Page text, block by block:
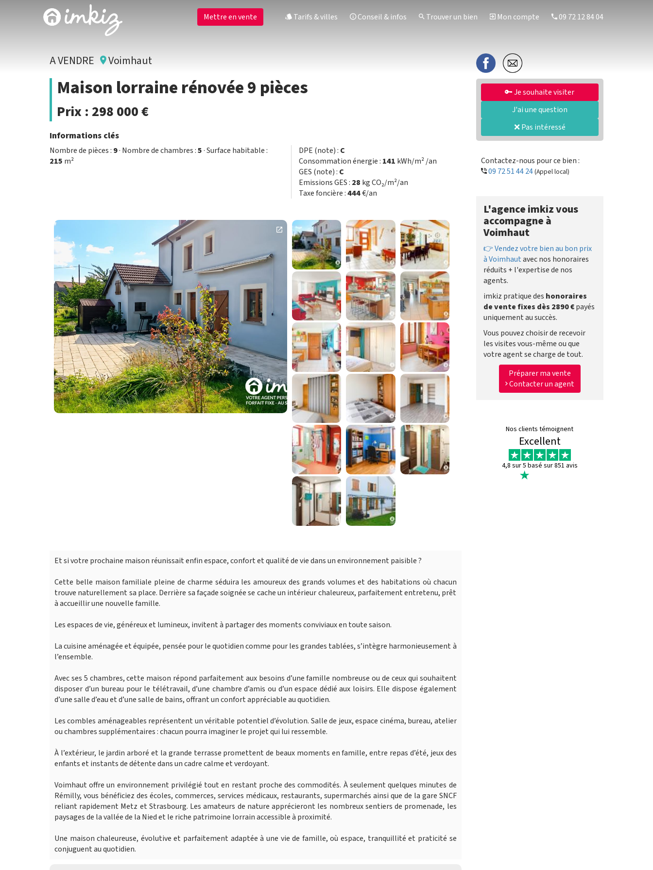
Mettre en vente Tarifs & villes Conseil & infos Trouver un bien Mon compte 09 72 12 84 04
A VENDRE Voimhaut
Maison lorraine rénovée 9 pièces
Prix : 298 000 €
Informations clés
Nombre de pièces : 9· Nombre de chambres :5· Surface habitable :
215 m²
DPE (note) : C
Consommation énergie : 141 kWh/m² /an
GES (note) : C
Emissions GES : 28 kg CO₂/m²/an
Taxe foncière :444€/an
Et si votre prochaine maison réunissait enfin espace, confort et qualité de vie dans un environnement paisible ?
Cette belle maison familiale pleine de charme séduira les amoureux des grands volumes et des habitations où chacun
trouve naturellement sa place. Derrière sa façade soignée se cache un intérieur chaleureux, parfaitement entretenu, prêt
à accueillir une nouvelle famille.
Les espaces de vie, généreux et lumineux, invitent à partager des moments conviviaux en toute saison.
La cuisine aménagée et équipée, pensée pour le quotidien comme pour les grandes tablées, s’intègre harmonieusement à
l’ensemble.
Avec ses 5 chambres, cette maison répond parfaitement aux besoins d’une famille nombreuse ou de ceux qui souhaitent
disposer d’un bureau pour le télétravail, d’une chambre d’amis ou d’un espace dédié aux loisirs. Elle dispose également
d’une salle d’eau et d’une salle de bains, offrant un confort appréciable au quotidien.
Les combles aménageables représentent un véritable potentiel d’évolution. Salle de jeux, espace cinéma, bureau, atelier
ou chambres supplémentaires : chacun pourra imaginer le projet qui lui ressemble.
À l’extérieur, le jardin arboré et la grande terrasse promettent de beaux moments en famille, entre repas d’été, jeux des
enfants et instants de détente dans un cadre calme et verdoyant.
Voimhaut offre un environnement privilégié tout en restant proche des commodités. À seulement quelques minutes de
Rémilly, vous bénéficiez des écoles, commerces, services médicaux, restaurants, supermarchés ainsi que de la gare SNCF
reliant rapidement Metz et Strasbourg. Les amateurs de nature apprécieront les nombreux sentiers de promenade, les
paysages de la vallée de la Nied et le riche patrimoine lorrain accessible à proximité.
Une maison chaleureuse, évolutive et parfaitement adaptée à une vie de famille, où espace, tranquillité et praticité se
conjuguent au quotidien.
🔑 Je souhaite visiter
J'ai une question
❌ Pas intéressé
Contactez-nous pour ce bien :
09 72 51 44 24(Appel local)
L'agence imkiz vous
accompagne à
Voimhaut
👉 Vendez votre bien au bon prix
à Voimhautavec nos honoraires
réduits + l'expertise de nos
agents.
imkiz pratique des honoraires
de vente fixes dès 2890 €payés
uniquement au succès.
Vous pouvez choisir de recevoir
les visites vous-même ou que
votre agent se charge de tout.
Préparer ma vente
Contacter un agent
Nos clients témoignent
Excellent
4,8 sur 5 basé sur 851 avis